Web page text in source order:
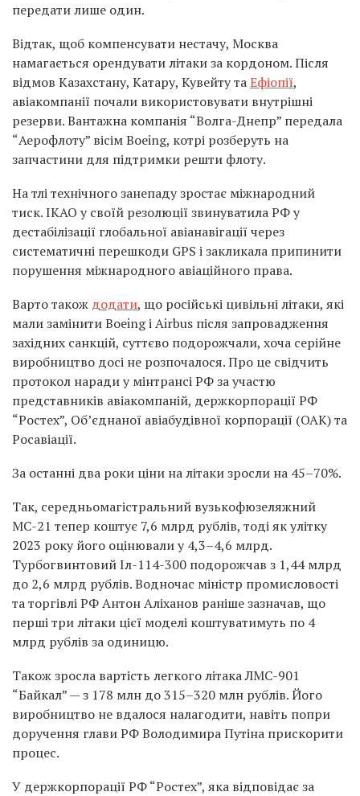
передати лише один.
Відтак, щоб компенсувати нестачу, Москва
намагається орендувати літаки за кордоном. Після
відмов Казахстану, Катару, Кувейту таЕфіопії,
авіакомпанії почали використовувати внутрішні
резерви. Вантажна компанія “Волга-Днепр” передала
“Аерофлоту” вісім Boeing, котрі розберуть на
запчастини для підтримки решти флоту.
На тлі технічного занепаду зростає міжнародний
тиск. ІКАО у своїй резолюції звинуватила РФ у
дестабілізації глобальної авіанавігації через
систематичні перешкоди GPS і закликала припинити
порушення міжнародного авіаційного права.
Варто також додати, що російські цивільні літаки, які
мали замінити Boeing і Airbus після запровадження
західних санкцій, суттєво подорожчали, хоча серійне
виробництво досі не розпочалося. Про це свідчить
протокол наради у мінтрансі РФ за участю
представників авіакомпаній, держкорпорації РФ
“Ростех”, Об’єднаної авіабудівної корпорації (ОАК) та
Росавіації.
За останні два роки ціни на літаки зросли на 45–70%.
Так, середньомагістральний вузькофюзеляжний
МС-21 тепер коштує 7,6 млрд рублів, тоді як улітку
2023 року його оцінювали у 4,3–4,6 млрд.
Турбогвинтовий Іл-114-300 подорожчав з 1,44 млрд
до 2,6 млрд рублів. Водночас міністр промисловості
та торгівлі РФ Антон Аліханов раніше зазначав, що
перші три літаки цієї моделі коштуватимуть по 4
млрд рублів за одиницю.
Також зросла вартість легкого літака ЛМС-901
“Байкал” — з 178 млн до 315–320 млн рублів. Його
виробництво не вдалося налагодити, навіть попри
доручення глави РФ Володимира Путіна прискорити
процес.
У держкорпорації РФ “Ростех”, яка відповідає за